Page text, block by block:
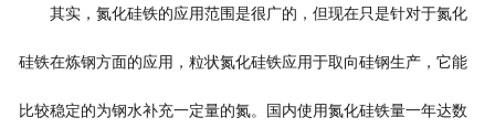
其实，氮化硅铁的应用范围是很广的，但现在只是针对于氮化
硅铁在炼钢方面的应用，粒状氮化硅铁应用于取向硅钢生产，它能
比较稳定的为钢水补充一定量的氮。国内使用氮化硅铁量一年达数